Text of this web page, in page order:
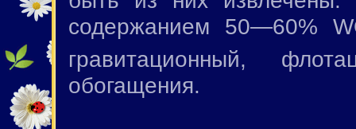
содержанием 50—60%
гравитационный,
обогащения.